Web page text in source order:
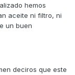
hemos
aceite ni filtro, ni
un buen
deciros que este